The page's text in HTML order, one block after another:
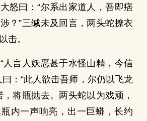
怒曰：“尔系出家道人，吾即痞
？”三缄未及回言，两头蛇撩衣
击。
人言人妖恶甚于水怪山精，今信
曰：“此人欲击吾师，尔仍以飞龙
，将瓶抛去。两头蛇以为戏顽，
内一声响亮，出一巨蟒，长约